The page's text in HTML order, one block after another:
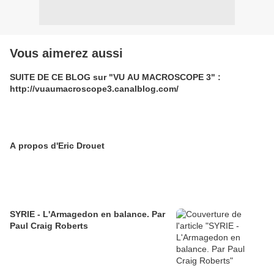
Vous aimerez aussi
SUITE DE CE BLOG sur "VU AU MACROSCOPE 3" :
http://vuaumacroscope3.canalblog.com/
A propos d'Eric Drouet
SYRIE - L'Armagedon en balance. Par
Paul Craig Roberts